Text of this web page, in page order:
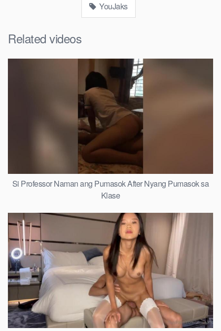
YouJaks
Related videos
Si Professor Naman ang Pumasok After Nyang Pumasok sa
Klase